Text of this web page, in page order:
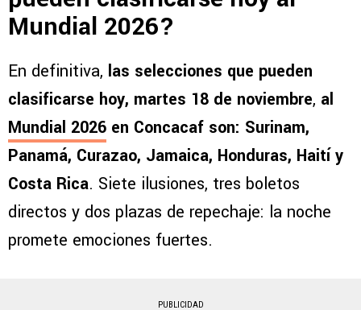
Mundial 2026?
En definitiva, las selecciones que pueden
clasificarse hoy, martes 18 de noviembre, al
Mundial 2026 en Concacaf son: Surinam,
Panamá, Curazao, Jamaica, Honduras, Haití y
Costa Rica. Siete ilusiones, tres boletos
directos y dos plazas de repechaje: la noche
promete emociones fuertes.
PUBLICIDAD